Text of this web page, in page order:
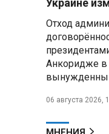
к
Алжира
300
Украине
Отход
Анкоридже
06 августа 2026,